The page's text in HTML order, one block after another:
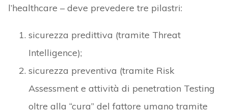
l’healthcare – deve prevedere tre pilastri:
sicurezza predittiva (tramite Threat
Intelligence);
sicurezza preventiva (tramite Risk
Assessment e attività di penetration Testing
oltre alla “cura” del fattore umano tramite